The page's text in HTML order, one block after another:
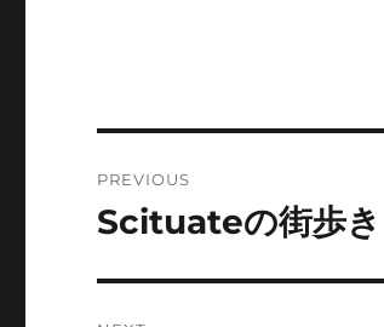
navigation
PREVIOUS
Previous
Scituateの街歩き